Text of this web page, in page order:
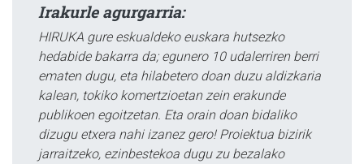
Irakurle agurgarria:
HIRUKA gure eskualdeko euskara hutsezko
hedabide bakarra da; egunero 10 udalerriren berri
ematen dugu, eta hilabetero doan duzu aldizkaria
kalean, tokiko komertzioetan zein erakunde
publikoen egoitzetan. Eta orain doan bidaliko
dizugu etxera nahi izanez gero! Proiektua bizirik
jarraitzeko, ezinbestekoa dugu zu bezalako